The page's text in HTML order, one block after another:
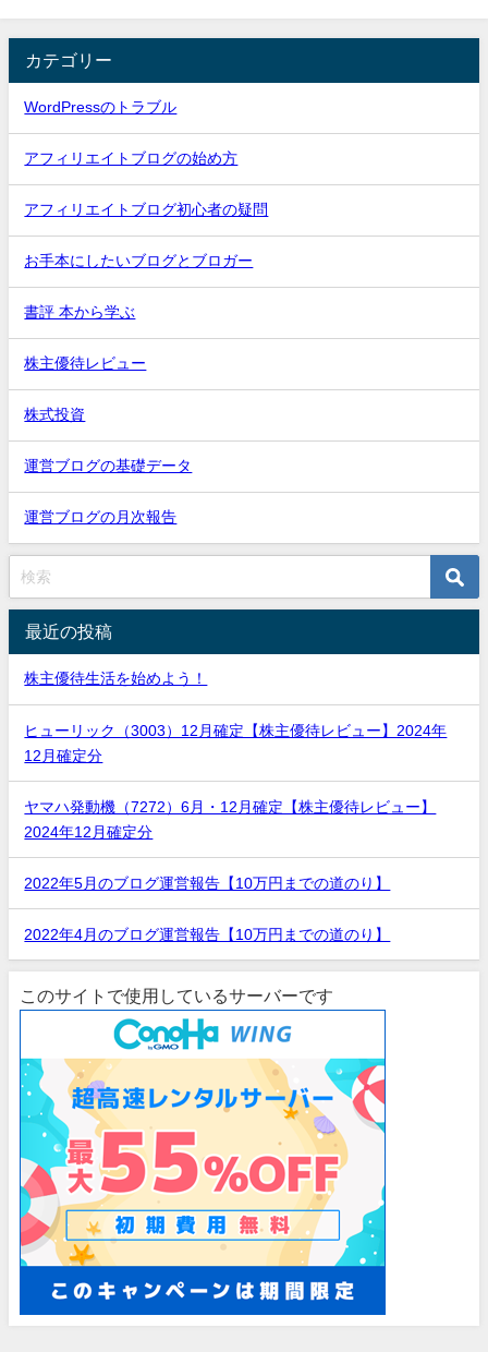
カテゴリー
WordPressのトラブル
アフィリエイトブログの始め方
アフィリエイトブログ初心者の疑問
お手本にしたいブログとブロガー
書評 本から学ぶ
株主優待レビュー
株式投資
運営ブログの基礎データ
運営ブログの月次報告
最近の投稿
株主優待生活を始めよう！
ヒューリック（3003）12月確定【株主優待レビュー】2024年
12月確定分
ヤマハ発動機（7272）6月・12月確定【株主優待レビュー】
2024年12月確定分
2022年5月のブログ運営報告【10万円までの道のり】
2022年4月のブログ運営報告【10万円までの道のり】
このサイトで使用しているサーバーです